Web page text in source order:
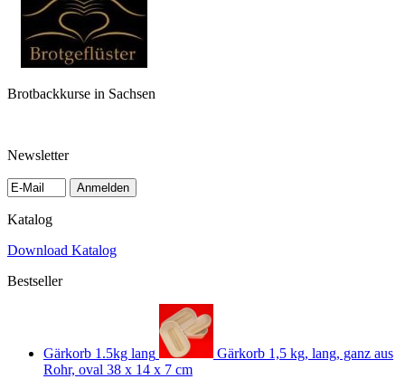
Brotbackkurse in Sachsen
Newsletter
Anmelden
Katalog
Download Katalog
Bestseller
Gärkorb 1.5kg lang
Gärkorb 1,5 kg, lang, ganz aus
Rohr, oval 38 x 14 x 7 cm